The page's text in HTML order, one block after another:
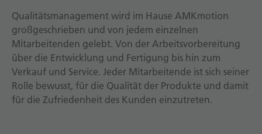
Qualitätsmanagement wird im Hause AMKmotion
großgeschrieben und von jedem einzelnen
Mitarbeitenden gelebt. Von der Arbeitsvorbereitung
über die Entwicklung und Fertigung bis hin zum
Verkauf und Service. Jeder Mitarbeitende ist sich seiner
Rolle bewusst, für die Qualität der Produkte und damit
für die Zufriedenheit des Kunden einzutreten.